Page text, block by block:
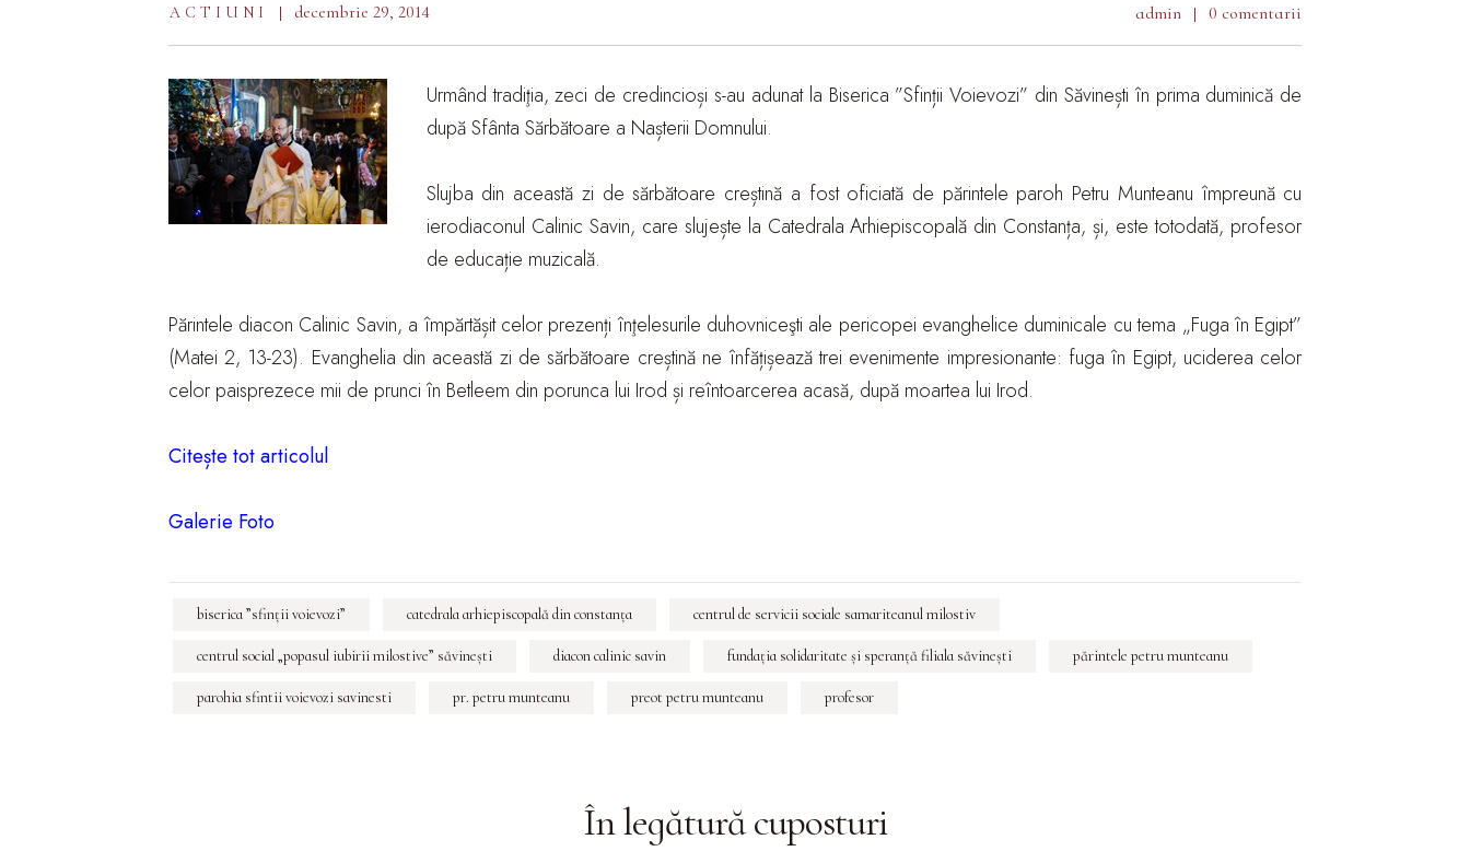
ACTIUNI decembrie 29, 2014 admin 0 comentarii
Urmând tradiţia, zeci de credincioși s-au adunat la Biserica ”Sfinții Voievozi” din Săvinești în prima duminică de
după Sfânta Sărbătoare a Nașterii Domnului.
Slujba din această zi de sărbătoare creștină a fost oficiată de părintele paroh Petru Munteanu împreună cu
ierodiaconul Calinic Savin, care slujește la Catedrala Arhiepiscopală din Constanța, și, este totodată, profesor
de educație muzicală.
Părintele diacon Calinic Savin, a împărtășit celor prezenți înţelesurile duhovniceşti ale pericopei evanghelice duminicale cu tema „Fuga în Egipt”
(Matei 2, 13-23). Evanghelia din această zi de sărbătoare creștină ne înfățișează trei evenimente impresionante: fuga în Egipt, uciderea celor
celor paisprezece mii de prunci în Betleem din porunca lui Irod și reîntoarcerea acasă, după moartea lui Irod.
Citește tot articolul
Galerie Foto
biserica ”sfinții voievozi” catedrala arhiepiscopală din constanța centrul de servicii sociale samariteanul milostiv
centrul social „popasul iubirii milostive” săvineşti diacon calinic savin fundaţia solidaritate şi speranţă filiala săvineşti părintele petru munteanu
parohia sfintii voievozi savinesti pr. petru munteanu preot petru munteanu profesor
În legătură cuposturi